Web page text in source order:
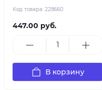
Код товара: 228660
447.00 руб.
В корзину